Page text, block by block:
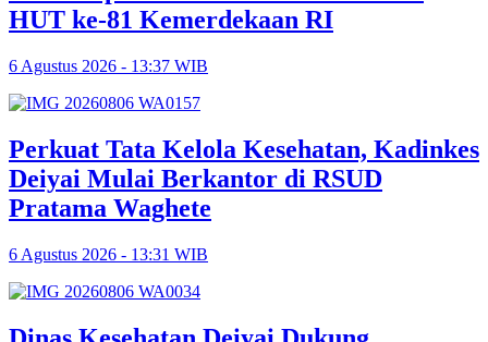
HUT ke-81 Kemerdekaan RI
6 Agustus 2026 - 13:37 WIB
Perkuat Tata Kelola Kesehatan, Kadinkes
Deiyai Mulai Berkantor di RSUD
Pratama Waghete
6 Agustus 2026 - 13:31 WIB